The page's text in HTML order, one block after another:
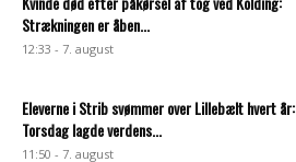
Strækningen er åben...
12:33 - 7. august
Eleverne i Strib svømmer over Lillebælt hvert år:
Torsdag lagde verdens...
11:50 - 7. august